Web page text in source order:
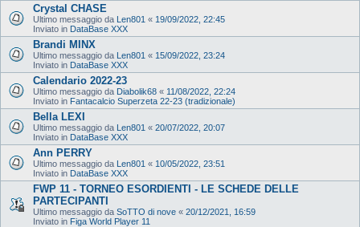
Crystal CHASE
Ultimo messaggio da Len801 « 19/09/2022, 22:45
Inviato in DataBase XXX
Brandi MINX
Ultimo messaggio da Len801 « 15/09/2022, 23:24
Inviato in DataBase XXX
Calendario 2022-23
Ultimo messaggio da Diabolik68 « 11/08/2022, 22:24
Inviato in Fantacalcio Superzeta 22-23 (tradizionale)
Bella LEXI
Ultimo messaggio da Len801 « 20/07/2022, 20:07
Inviato in DataBase XXX
Ann PERRY
Ultimo messaggio da Len801 « 10/05/2022, 23:51
Inviato in DataBase XXX
FWP 11 - TORNEO ESORDIENTI - LE SCHEDE DELLE
PARTECIPANTI
Ultimo messaggio da SoTTO di nove « 20/12/2021, 16:59
Inviato in Figa World Player 11